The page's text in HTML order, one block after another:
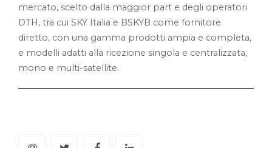
mercato, scelto dalla maggior part e degli operatori
DTH, tra cui SKY Italia e BSKYB come fornitore
diretto, con una gamma prodotti ampia e completa,
e modelli adatti alla ricezione singola e centralizzata,
mono e multi-satellite.